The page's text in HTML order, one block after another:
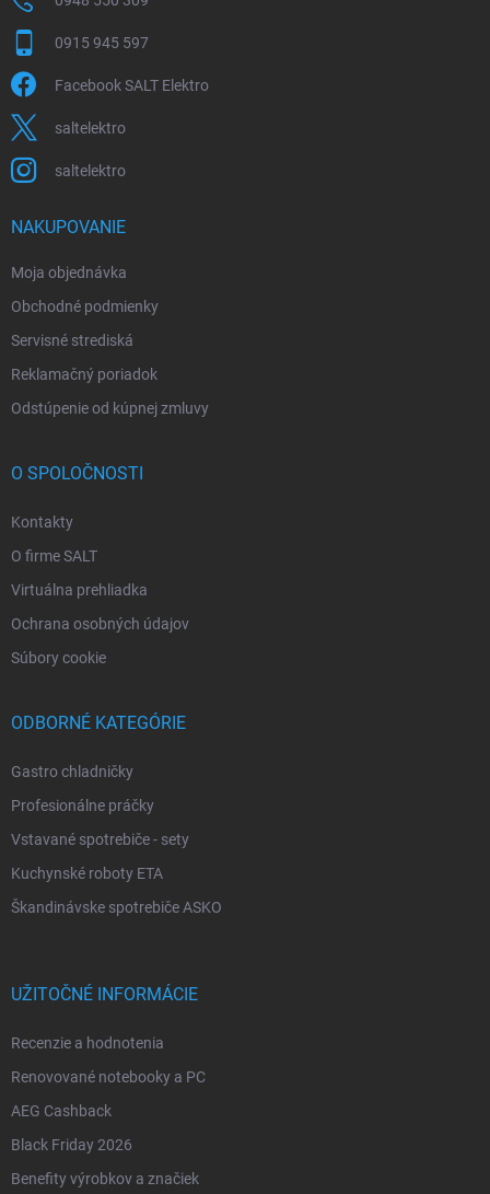
0915 945 597
Facebook SALT Elektro
saltelektro
saltelektro
NAKUPOVANIE
Moja objednávka
Obchodné podmienky
Servisné strediská
Reklamačný poriadok
Odstúpenie od kúpnej zmluvy
O SPOLOČNOSTI
Kontakty
O firme SALT
Virtuálna prehliadka
Ochrana osobných údajov
Súbory cookie
ODBORNÉ KATEGÓRIE
Gastro chladničky
Profesionálne práčky
Vstavané spotrebiče - sety
Kuchynské roboty ETA
Škandinávske spotrebiče ASKO
UŽITOČNÉ INFORMÁCIE
Recenzie a hodnotenia
Renovované notebooky a PC
AEG Cashback
Black Friday 2026
Benefity výrobkov a značiek